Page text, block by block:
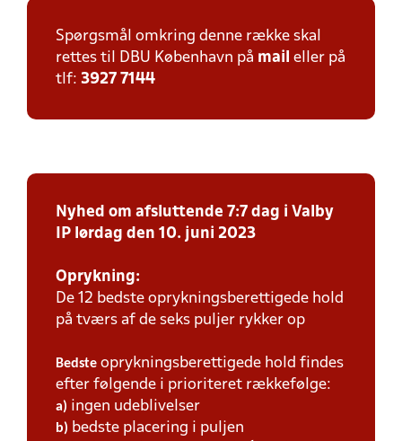
Spørgsmål omkring denne række skal
rettes til DBU København på mail eller på
tlf: 3927 7144
Nyhed om afsluttende 7:7 dag i Valby
IP lørdag den 10. juni 2023
Oprykning:
De 12 bedste oprykningsberettigede hold
på tværs af de seks puljer rykker op
Bedste oprykningsberettigede hold findes
efter følgende i prioriteret rækkefølge:
a) ingen udeblivelser
b) bedste placering i puljen